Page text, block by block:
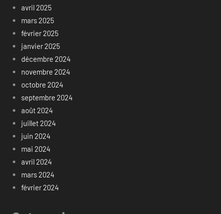
avril 2025
mars 2025
février 2025
janvier 2025
décembre 2024
novembre 2024
octobre 2024
septembre 2024
août 2024
juillet 2024
juin 2024
mai 2024
avril 2024
mars 2024
février 2024